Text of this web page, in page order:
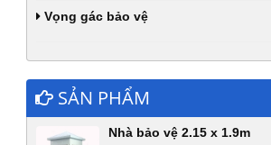
Vọng gác bảo vệ
SẢN PHẨM
Nhà bảo vệ 2.15 x 1.9m